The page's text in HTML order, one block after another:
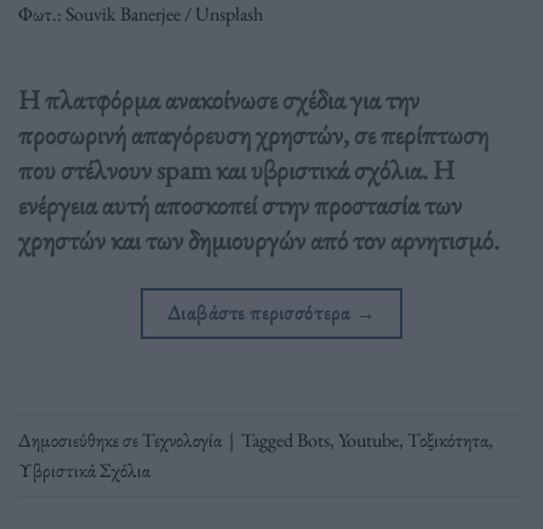
Φωτ.: Souvik Banerjee / Unsplash
H πλατφόρμα ανακοίνωσε σχέδια για την
προσωρινή απαγόρευση χρηστών, σε περίπτωση
που στέλνουν spam και υβριστικά σχόλια. Η
ενέργεια αυτή αποσκοπεί στην προστασία των
χρηστών και των δημιουργών από τον αρνητισμό.
Διαβάστε περισσότερα →
Δημοσιεύθηκε σεΤεχνολογία | TaggedBots,Youtube, Τοξικότητα,
Υβριστικά Σχόλια